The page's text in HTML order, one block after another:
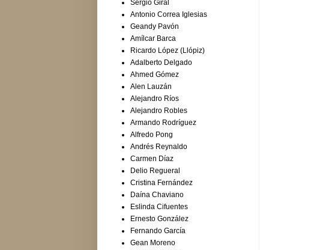
Sergio Giral
Antonio Correa Iglesias
Geandy Pavón
Amílcar Barca
Ricardo López (Llópiz)
Adalberto Delgado
Ahmed Gómez
Alen Lauzán
Alejandro Ríos
Alejandro Robles
Armando Rodríguez
Alfredo Pong
Andrés Reynaldo
Carmen Díaz
Delio Regueral
Cristina Fernández
Daína Chaviano
Eslinda Cifuentes
Ernesto González
Fernando García
Gean Moreno